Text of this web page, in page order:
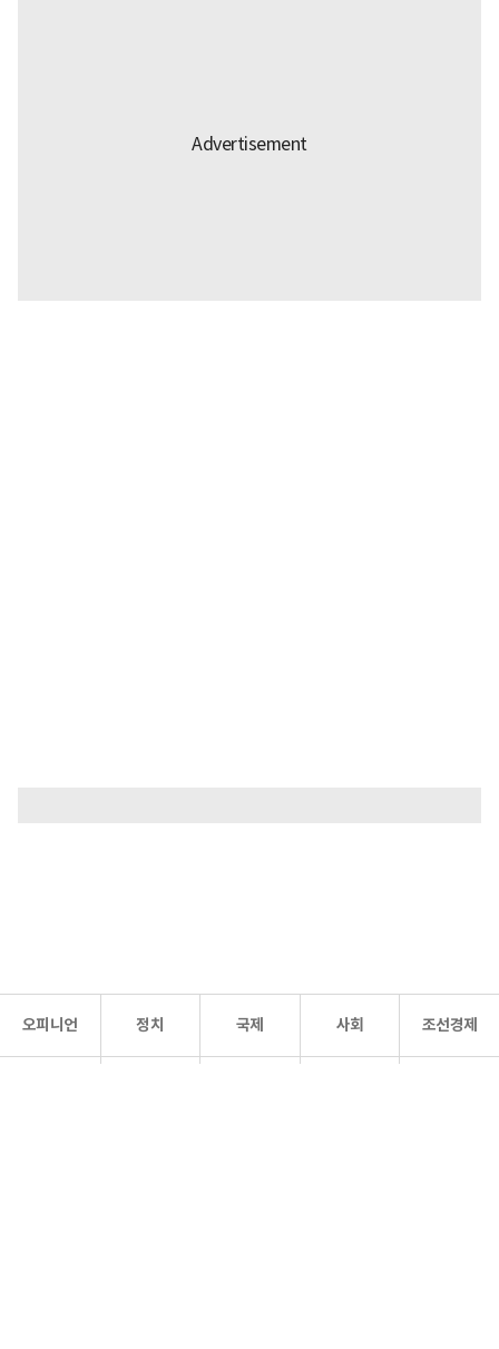
오피니언 정치 국제 사회 조선경제